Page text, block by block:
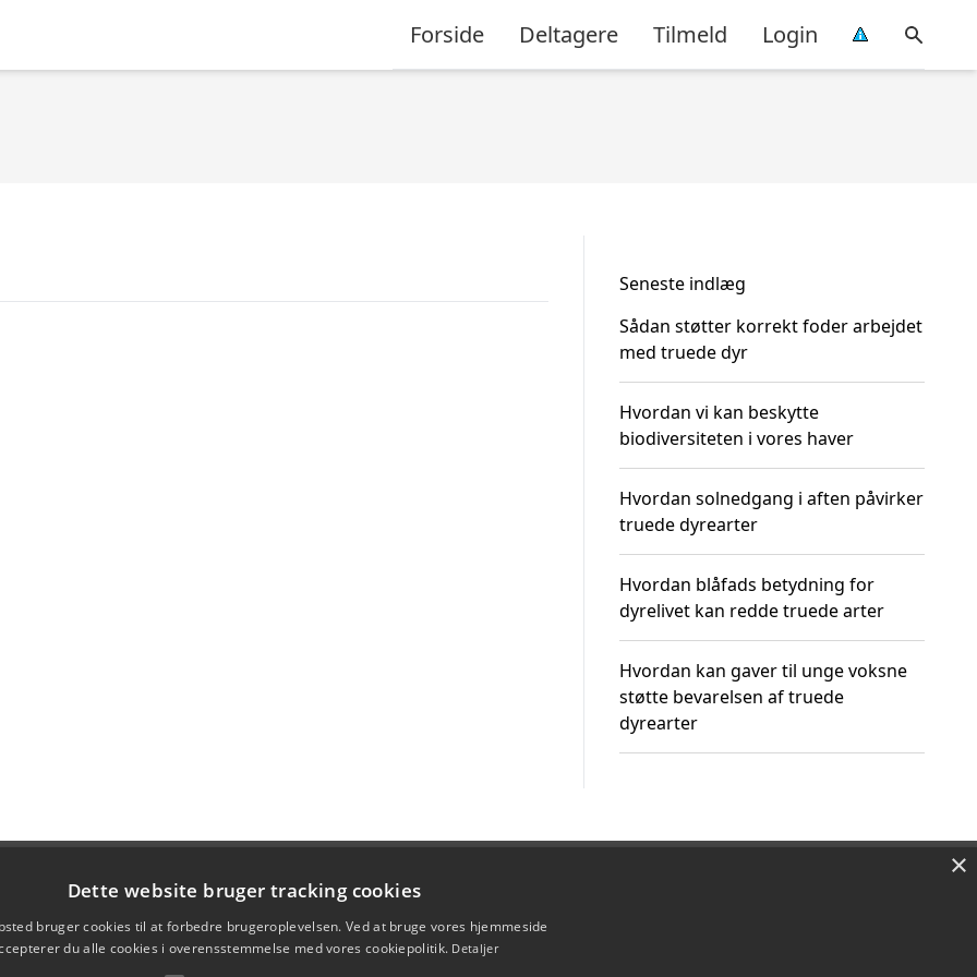
Forside Deltagere Tilmeld Login
Seneste indlæg
Sådan støtter korrekt foder arbejdet
med truede dyr
Hvordan vi kan beskytte
biodiversiteten i vores haver
Hvordan solnedgang i aften påvirker
truede dyrearter
Hvordan blåfads betydning for
dyrelivet kan redde truede arter
Hvordan kan gaver til unge voksne
støtte bevarelsen af truede
dyrearter
×
Dette website bruger tracking cookies
bruger cookies til at forbedre brugeroplevelsen. Ved at bruge vores hjemmeside
du alle cookies i overensstemmelse med vores cookiepolitik. Detaljer